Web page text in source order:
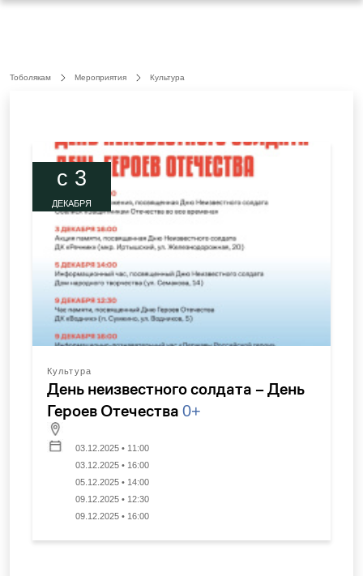
Тоболякам Мероприятия Культура
c 3
ДЕКАБРЯ
Культура
День неизвестного солдата – День
Героев Отечества 0+
03.12.2025 • 11:00
03.12.2025 • 16:00
05.12.2025 • 14:00
09.12.2025 • 12:30
09.12.2025 • 16:00